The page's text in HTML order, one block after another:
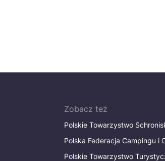
Zobacz też
Polskie Towarzystwo
Polska Federacja Campingu i
Polskie Towarzystwo